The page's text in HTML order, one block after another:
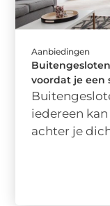
Aanbiedingen
voordat je een
iedereen
achter je